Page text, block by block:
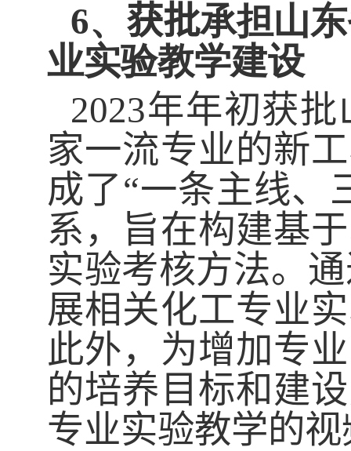
6、 获批承担山
业实验教学建设
2023年年初获
家一流专业的新
成了“一条主线、
系，
旨在构建基
实验考核方法。
展相关化工专业
此外， 为增加专
的培养目标和建
专业实验教学的视